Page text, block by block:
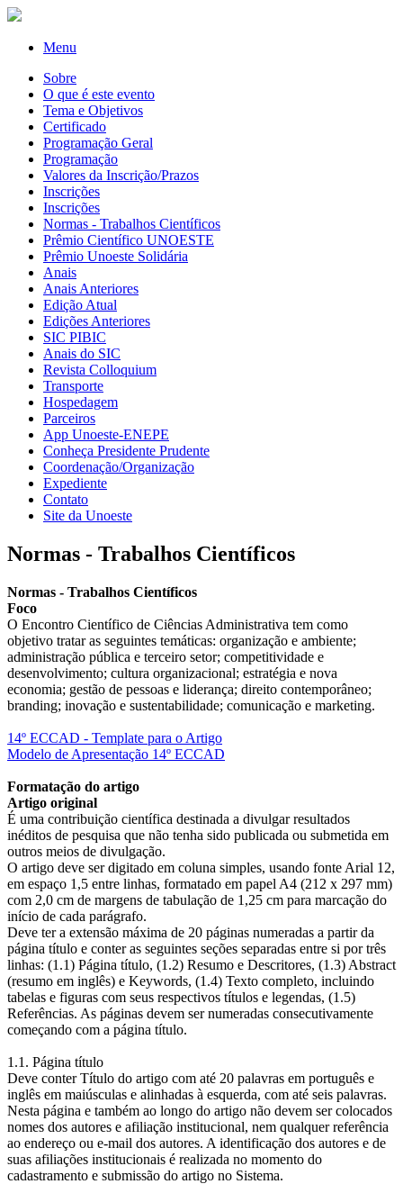
Menu
Sobre
O que é este evento
Tema e Objetivos
Certificado
Programação Geral
Programação
Valores da Inscrição/Prazos
Inscrições
Inscrições
Normas - Trabalhos Científicos
Prêmio Científico UNOESTE
Prêmio Unoeste Solidária
Anais
Anais Anteriores
Edição Atual
Edições Anteriores
SIC PIBIC
Anais do SIC
Revista Colloquium
Transporte
Hospedagem
Parceiros
App Unoeste-ENEPE
Conheça Presidente Prudente
Coordenação/Organização
Expediente
Contato
Site da Unoeste
Normas - Trabalhos Científicos
Normas - Trabalhos Científicos
Foco
O Encontro Científico de Ciências Administrativa tem como
objetivo tratar as seguintes temáticas: organização e ambiente;
administração pública e terceiro setor; competitividade e
desenvolvimento; cultura organizacional; estratégia e nova
economia; gestão de pessoas e liderança; direito contemporâneo;
branding; inovação e sustentabilidade; comunicação e marketing.
14º ECCAD - Template para o Artigo
Modelo de Apresentação 14º ECCAD
Formatação do artigo
Artigo original
É uma contribuição científica destinada a divulgar resultados
inéditos de pesquisa que não tenha sido publicada ou submetida em
outros meios de divulgação.
O artigo deve ser digitado em coluna simples, usando fonte Arial 12,
em espaço 1,5 entre linhas, formatado em papel A4 (212 x 297 mm)
com 2,0 cm de margens de tabulação de 1,25 cm para marcação do
início de cada parágrafo.
Deve ter a extensão máxima de 20 páginas numeradas a partir da
página título e conter as seguintes seções separadas entre si por três
linhas: (1.1) Página título, (1.2) Resumo e Descritores, (1.3) Abstract
(resumo em inglês) e Keywords, (1.4) Texto completo, incluindo
tabelas e figuras com seus respectivos títulos e legendas, (1.5)
Referências. As páginas devem ser numeradas consecutivamente
começando com a página título.
1.1. Página título
Deve conter Título do artigo com até 20 palavras em português e
inglês em maiúsculas e alinhadas à esquerda, com até seis palavras.
Nesta página e também ao longo do artigo não devem ser colocados
nomes dos autores e afiliação institucional, nem qualquer referência
ao endereço ou e-mail dos autores. A identificação dos autores e de
suas afiliações institucionais é realizada no momento do
cadastramento e submissão do artigo no Sistema.